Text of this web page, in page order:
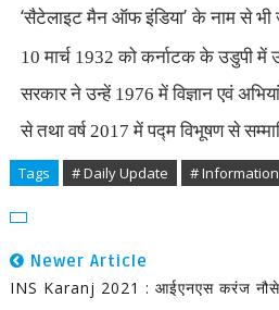
‘सैटेलाइट मैन ऑफ इंडिया’के नाम से भी
10 मार्च 1932 को कर्नाटक के उडुपी
सरकार ने उन्हें 1976 में विज्ञान एवं
से तथा वर्ष 2017 में पद्म विभूषण से
Tags # Daily Update # Information
Newer Article
INS Karanj 2021 : आईएनएस करंज